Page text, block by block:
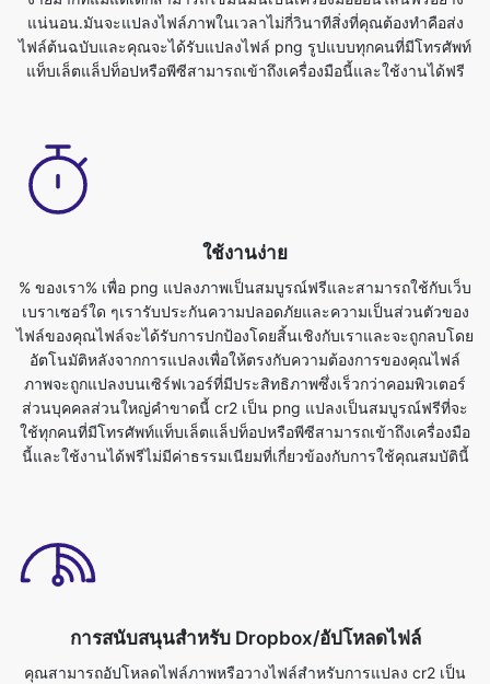
% ของเรา% เพื่อ png แปลงภาพเป็นสมบูรณ์ฟรีและสามารถใช้กับเว็บ
เบราเซอร์ใด ๆเรารับประกันความปลอดภัยและความเป็นส่วนตัวของ
ไฟล์ของคุณไฟล์จะได้รับการปกป้องโดยสิ้นเชิงกับเราและจะถูกลบโดย
อัตโนมัติหลังจากการแปลงเพื่อให้ตรงกับความต้องการของคุณไฟล์
ภาพจะถูกแปลงบนเซิร์ฟเวอร์ที่มีประสิทธิภาพซึ่งเร็วกว่าคอมพิวเตอร์
ส่วนบุคคลส่วนใหญ่คำขาดนี้ cr2 เป็น png แปลงเป็นสมบูรณ์ฟรีที่จะ
ใช้ทุกคนที่มีโทรศัพท์แท็บเล็ตแล็ปท็อปหรือพีซีสามารถเข้าถึงเครื่องมือ
นี้และใช้งานได้ฟรีไม่มีค่าธรรมเนียมที่เกี่ยวข้องกับการใช้คุณสมบัตินี้
การสนับสนุนสำหรับ Dropbox/อัปโหลดไฟล์
คุณสามารถอัปโหลดไฟล์ภาพหรือวางไฟล์สำหรับการแปลง cr2 เป็น
ต้องการแปลงเป็นรูปแบบอื่นไฟล์ภาพสามารถแปลงได้ทันทีในเบรา
เซอร์มันรวดเร็ว ปลอดภัย และฟรีอย่างสมบูรณ์ไม่จำเป็นต้องลง
ทะเบียนหรือติดตั้งอะไร